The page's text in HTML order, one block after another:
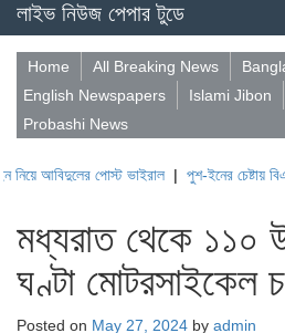
লাইভ নিউজ পেপার টুডে
Home All Breaking News
English Newspapers
Islami Jibon
Probashi News
পোস্ট ভাইরাল|পুশ-ইনের চেষ্টায় বিএসএফ,
মধ্যরাত থেকে ১১০
ঘণ্টা মোটরসাইকেল
Posted on May 27, 2024 by admin